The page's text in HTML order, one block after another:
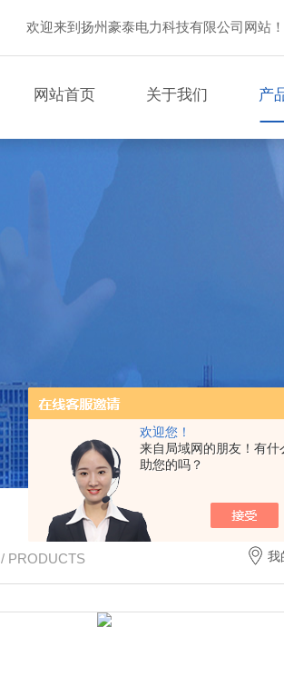
欢迎您！
来自局域网的朋友！有什
助您的吗？
欢迎来到扬州豪泰电力科技有限公司网站！
网站首页 关于我们 产
/ PRODUCTS 我